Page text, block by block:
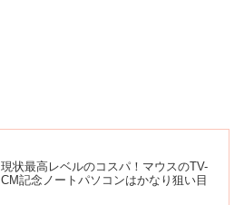
現状最高レベルのコスパ！マウスのTV-
CM記念ノートパソコンはかなり狙い目